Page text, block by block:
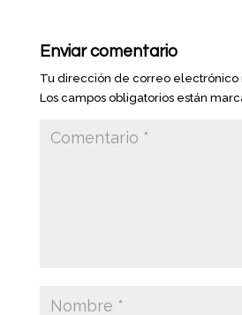
Enviar comentario
Tu dirección de correo electrónico
Los campos obligatorios están